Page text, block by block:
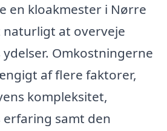
en kloakmester i Nørre
naturligt at overveje
Omkostningerne
af flere faktorer,
kompleksitet,
samt den